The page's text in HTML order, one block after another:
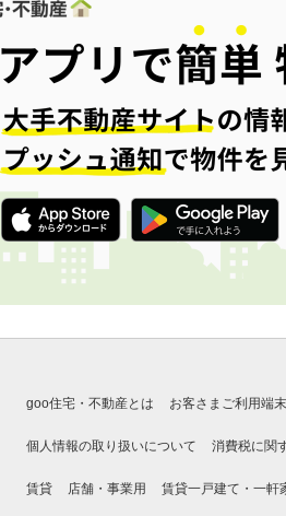
goo住宅・不動産とは お客さまご利用端
個人情報の取り扱いについて 消費税に関
賃貸 店舗・事業用 賃貸一戸建て・一軒